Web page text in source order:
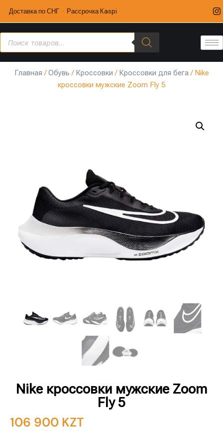
Доставка по СНГ · Рассрочка Kaspi
Главная /Обувь / Кроссовки / Кроссовки для бега/ Nike
кроссовки мужские Zoom Fly 5
Nike кроссовки мужские Zoom
Fly 5
106 900 KZT